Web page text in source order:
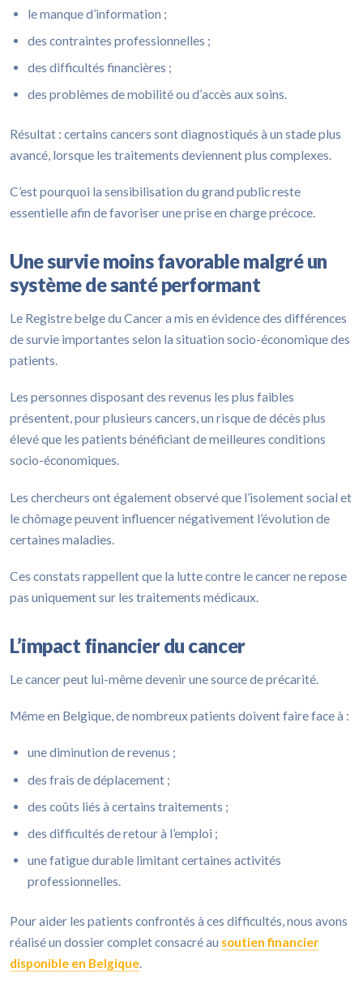
le manque d’information ;
des contraintes professionnelles ;
des difficultés financières ;
des problèmes de mobilité ou d’accès aux soins.
Résultat : certains cancers sont diagnostiqués à un stade plus
avancé, lorsque les traitements deviennent plus complexes.
C’est pourquoi la sensibilisation du grand public reste
essentielle afin de favoriser une prise en charge précoce.
Une survie moins favorable malgré un
système de santé performant
Le Registre belge du Cancer a mis en évidence des différences
de survie importantes selon la situation socio-économique des
patients.
Les personnes disposant des revenus les plus faibles
présentent, pour plusieurs cancers, un risque de décès plus
élevé que les patients bénéficiant de meilleures conditions
socio-économiques.
Les chercheurs ont également observé que l’isolement social et
le chômage peuvent influencer négativement l’évolution de
certaines maladies.
Ces constats rappellent que la lutte contre le cancer ne repose
pas uniquement sur les traitements médicaux.
L’impact financier du cancer
Le cancer peut lui-même devenir une source de précarité.
Même en Belgique, de nombreux patients doivent faire face à :
une diminution de revenus ;
des frais de déplacement ;
des coûts liés à certains traitements ;
des difficultés de retour à l’emploi ;
une fatigue durable limitant certaines activités
professionnelles.
Pour aider les patients confrontés à ces difficultés, nous avons
réalisé un dossier complet consacré au soutien financier
disponible en Belgique.